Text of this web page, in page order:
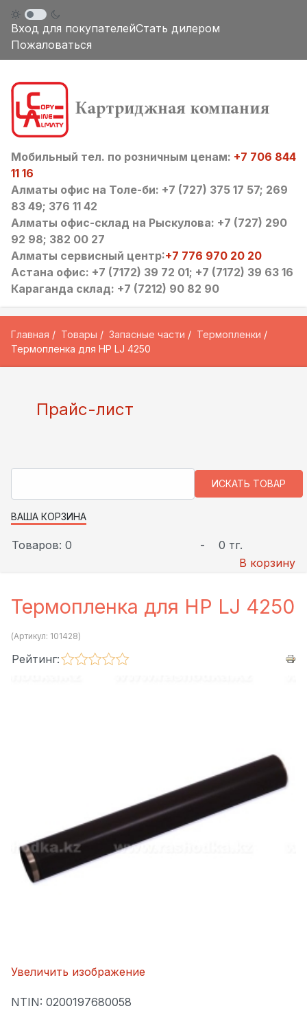
Вход для покупателейСтать дилером
Пожаловаться
Мобильный тел. по розничным ценам: +7 706 844
11 16
Алматы офис на Толе-би: +7 (727) 375 17 57; 269
83 49; 376 11 42
Алматы офис-склад на Рыскулова: +7 (727) 290
92 98; 382 00 27
Алматы сервисный центр:+7 776 970 20 20
Астана офис: +7 (7172) 39 72 01; +7 (7172) 39 63 16
Караганда склад: +7 (7212) 90 82 90
Главная Товары Запасные части
Термопленки
Термопленка для HP LJ 4250
Прайс-лист
ВАША КОРЗИНА
Товаров: 0 -
0 тг.
В корзину
Термопленка для HP LJ 4250
(Артикул: 101428)
Рейтинг:
Увеличить изображение
NTIN: 0200197680058